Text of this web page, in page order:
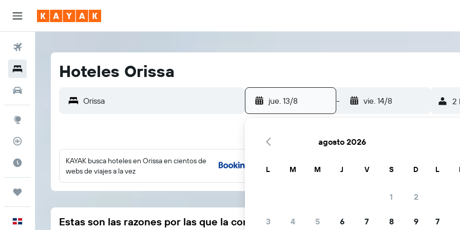
HotelesHoteles Orissa
jue. 13/8 - vie. 14/8 2
KAYAK busca hoteles en Orissa en cientos de
webs de viajes a la vez
Estas son las razones por las que la comunidad viajera elige KAYAK
agosto 2026
L M M J V S D
1 2
3 4 5 6 7 8 9
L
7